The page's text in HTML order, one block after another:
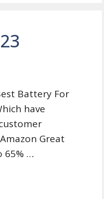
Battery For
have
Great
65% …